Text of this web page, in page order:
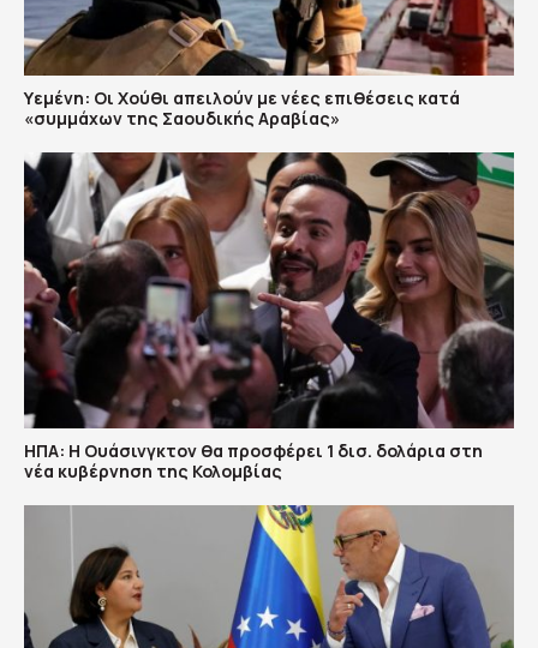
Υεμένη: Οι Χούθι απειλούν με νέες επιθέσεις κατά
«συμμάχων της Σαουδικής Αραβίας»
ΗΠΑ: H Ουάσινγκτον θα προσφέρει 1 δισ. δολάρια στη
νέα κυβέρνηση της Κολομβίας